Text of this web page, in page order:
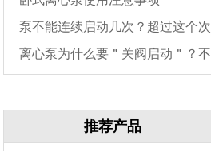
泵不能连续启动几次？超过这个
离心泵为什么要＂关阀启动＂？
推荐产品